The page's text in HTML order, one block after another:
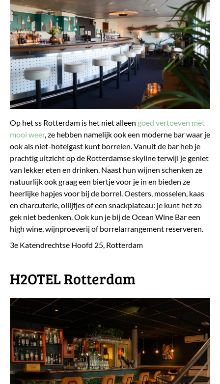
Op het ss Rotterdam is het niet alleen goed vertoeven met
mooi weer, ze hebben namelijk ook een moderne bar waar je
ook als niet-hotelgast kunt borrelen. Vanuit de bar heb je
prachtig uitzicht op de Rotterdamse skyline terwijl je geniet
van lekker eten en drinken. Naast hun wijnen schenken ze
natuurlijk ook graag een biertje voor je in en bieden ze
heerlijke hapjes voor bij de borrel. Oesters, mosselen, kaas
en charcuterie, oliljfjes of een snackplateau: je kunt het zo
gek niet bedenken. Ook kun je bij de Ocean Wine Bar een
high wine, wijnproeverij of borrelarrangement reserveren.
3e Katendrechtse Hoofd 25, Rotterdam
H2OTEL Rotterdam